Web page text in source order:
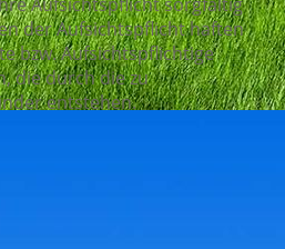
der Aufsichtspflicht haften
bzw. Aufsichtspflichtige
die durch die zu
entstehen.